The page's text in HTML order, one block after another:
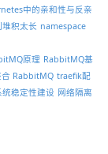
中的亲和性与反亲
堆积太长 namespace
原理 RabbitMQ基
RabbitMQ traefik配
统稳定性建设 网络隔离